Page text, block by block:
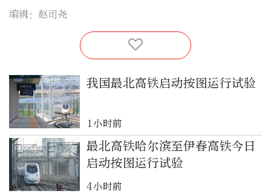
编辑：赵司尧
我国最北高铁启动按图运行试验
1小时前
最北高铁哈尔滨至伊春高铁今日
启动按图运行试验
4小时前